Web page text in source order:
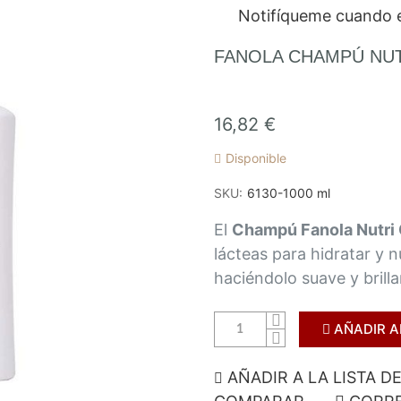
Notifíqueme cuando
FANOLA CHAMPÚ
16,82 €
Disponible
SKU 6130-1000 ml
El Champú Fanola Nutri
lácteas para hidratar y
haciéndolo suave y
AÑADIR
AÑADIR A LA LISTA